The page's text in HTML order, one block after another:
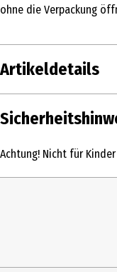
ohne die Verpackung
Artikeldetails
Inhalt
Achtung! Nicht für